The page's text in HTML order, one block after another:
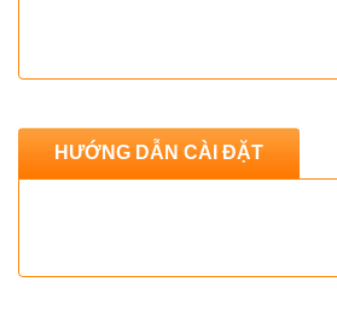
HƯỚNG DẪN CÀI ĐẶT